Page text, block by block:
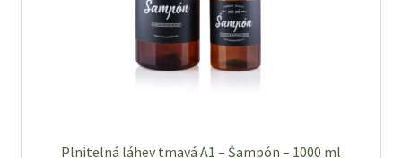
Plnitelná láhev tmavá A1 – Šampón – 1000 ml